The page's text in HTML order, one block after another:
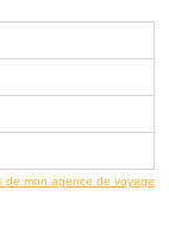
de mon agence de voyage